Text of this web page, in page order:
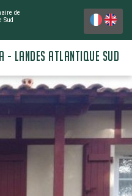
de
Sud
- LANDES ATLANTIQUE SUD